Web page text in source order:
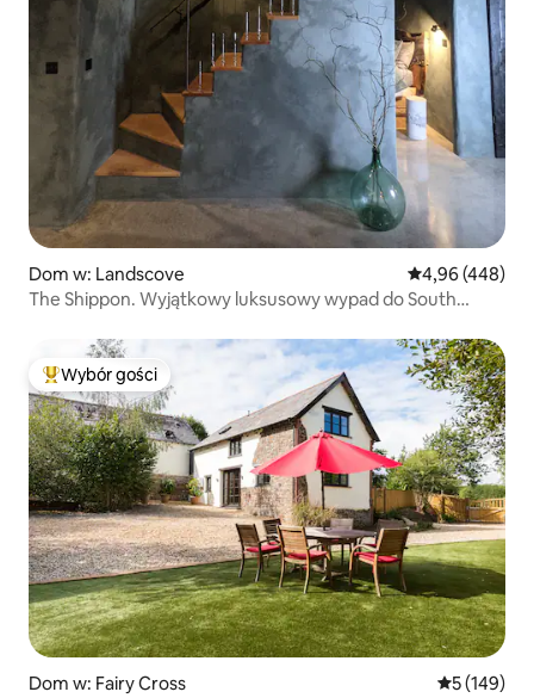
Dom w: Landscove Średnia
4,96 (448)
The Shippon. Wyjątkowy luksusowy wypad do South
Najpopularniejsze z kategorii Wybór gości
Wybór gości
Dom w: Fairy Cross Średnia
5 (149)